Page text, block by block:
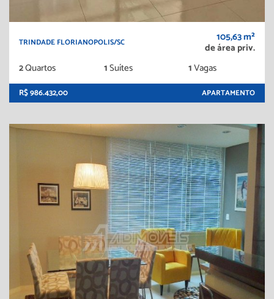
TRINDADE FLORIANOPOLIS/SC 105,63 m²
de área priv.
2Quartos 1Suítes 1Vagas
R$ 986.432,00 APARTAMENTO